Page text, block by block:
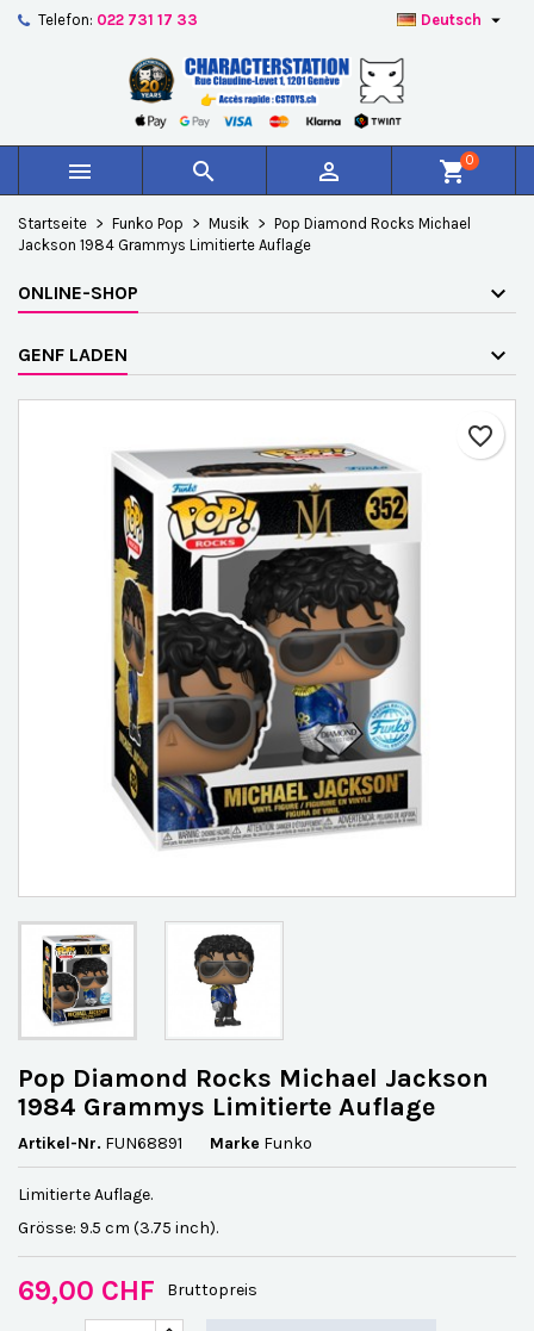
Telefon: 022 731 17 33 Deutsch 
   shopping_cart0
Startseite Funko Pop Musik
Pop Diamond Rocks Michael
Jackson 1984 Grammys Limitierte Auflage
ONLINE-SHOP
GENF LADEN
favorite_border
Pop Diamond Rocks Michael Jackson
1984 Grammys Limitierte Auflage
Artikel-Nr. FUN68891 Marke Funko
Limitierte Auflage.
Grösse: 9.5 cm (3.75 inch).
69,00 CHF Bruttopreis
Create new list
Name der Wunschliste
Abbrechen Wunschliste erstellen
Sie müssen angemeldet sein, um Artikel Ihrer
Wunschliste hinzufügen zu können.